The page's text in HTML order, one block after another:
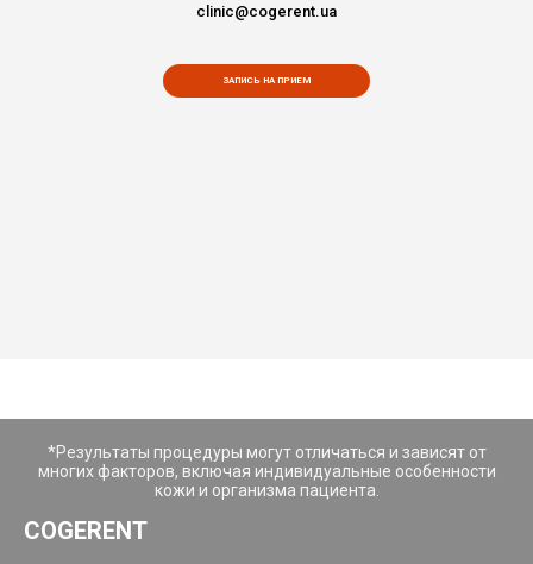
clinic@cogerent.ua
ЗАПИСЬ НА ПРИЕМ
*Результаты процедуры могут отличаться и зависят от
многих факторов, включая индивидуальные особенности
кожи и организма пациента.
COGERENT